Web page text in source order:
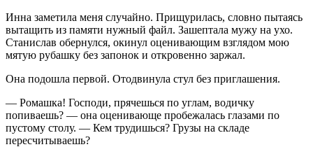
Инна заметила меня случайно. Прищурилась, словно пытаясь
вытащить из памяти нужный файл. Зашептала мужу на ухо.
Станислав обернулся, окинул оценивающим взглядом мою
мятую рубашку без запонок и откровенно заржал.
Она подошла первой. Отодвинула стул без приглашения.
— Ромашка! Господи, прячешься по углам, водичку
попиваешь? — она оценивающе пробежалась глазами по
пустому столу. — Кем трудишься? Грузы на складе
пересчитываешь?